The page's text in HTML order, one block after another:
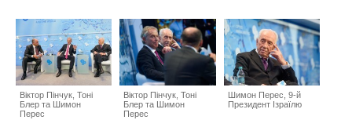
Віктор Пінчук, Тоні
Блер та Шимон
Перес
Віктор Пінчук, Тоні
Блер та Шимон
Перес
Шимон Перес, 9-й
Президент Ізраїлю